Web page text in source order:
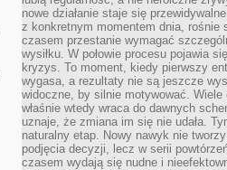
nowe działanie staje się
z konkretnym momentem dnia, rośnie
czasem przestanie wymagać
wysiłku. W połowie procesu pojawia
kryzys. To moment, kiedy pierwszy
wygasa, a rezultaty nie są jeszcze
widoczne, by silnie motywować. Wiele
właśnie wtedy wraca do dawnych
uznaje, że zmiana im się nie udała.
naturalny etap. Nowy nawyk nie
podjęcia decyzji, lecz w serii
czasem wydają się nudne i